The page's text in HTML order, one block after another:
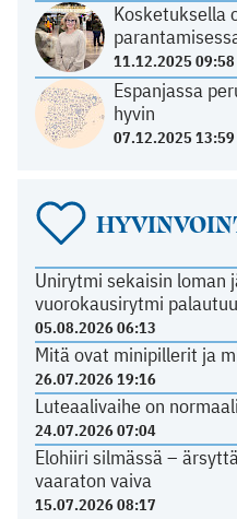
Kosketuksella
11.12.2025 09:58
Espanjassa
hyvin
07.12.2025 13:59
Unirytmi sekaisin loman
vuorokausirytmi palautuu
05.08.2026 06:13
Mitä ovat minipillerit ja
26.07.2026 19:16
Luteaalivaihe on
24.07.2026 07:04
Elohiiri silmässä –
vaaraton vaiva
15.07.2026 08:17